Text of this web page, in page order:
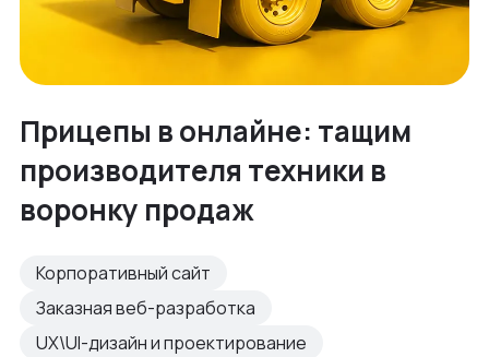
Прицепы в онлайне: тащим
производителя техники в
воронку продаж
Корпоративный сайт
Заказная веб-разработка
UX\UI-дизайн и проектирование